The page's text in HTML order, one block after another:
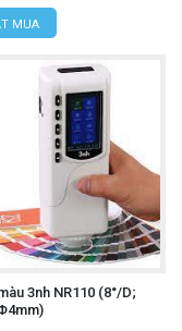
MUA
3nh NR110 (8°/D;